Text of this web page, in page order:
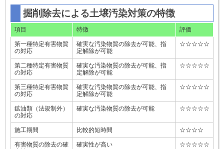
掘削除去による土壌汚染対策の特徴
項目 特徴 評価
第一種特定有害物質
の対応
確実な汚染物質の除去が可能、指
定解除が可能
☆☆☆☆☆
第二種特定有害物質
の対応
確実な汚染物質の除去が可能、指
定解除が可能
☆☆☆☆☆
第三種特定有害物質
の対応
確実な汚染物質の除去が可能、指
定解除が可能
☆☆☆☆☆
鉱油類（法規制外）
の対応
確実な汚染物質の除去が可能 ☆☆☆☆☆
施工期間 比較的短時間 ☆☆☆☆
有害物質の除去の確
確実性が高い ☆☆☆☆☆